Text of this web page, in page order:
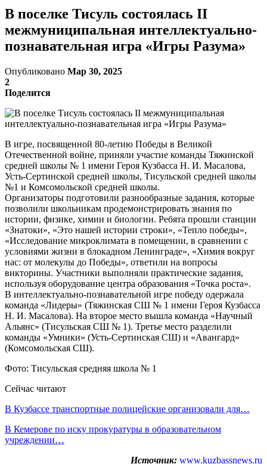
В поселке Тисуль состоялась II
межмуниципальная интеллектуально-
познавательная игра «Игры Разума»
Опубликовано Мар 30, 2025
2
Поделится
В игре, посвященной 80-летию Победы в Великой
Отечественной войне, приняли участие команды Тяжинской
средней школы № 1 имени Героя Кузбасса Н. И. Масалова,
Усть-Сертинской средней школы, Тисульской средней школы
№1 и Комсомольской средней школы.
Организаторы подготовили разнообразные задания, которые
позволили школьникам продемонстрировать знания по
истории, физике, химии и биологии. Ребята прошли станции
«Знатоки», «Это нашей истории строки», «Тепло победы»,
«Исследование микроклимата в помещении, в сравнении с
условиями жизни в блокадном Ленинграде», «Химия вокруг
нас: от молекулы до Победы», ответили на вопросы
викторины. Участники выполняли практические задания,
используя оборудование центра образования «Точка роста».
В интеллектуально-познавательной игре победу одержала
команда «Лидеры» (Тяжинская СШ № 1 имени Героя Кузбасса
Н. И. Масалова). На второе место вышла команда «Научный
Альянс» (Тисульская СШ № 1). Третье место разделили
команды «Умники» (Усть-Сертинская СШ) и «Авангард»
(Комсомольская СШ).
Фото: Тисульская средняя школа № 1
Сейчас читают
В Кузбассе транспортные полицейские организовали для…
В Кемерове по иску прокуратуры в образовательном
учреждении…
Источник: www.kuzbassnews.ru